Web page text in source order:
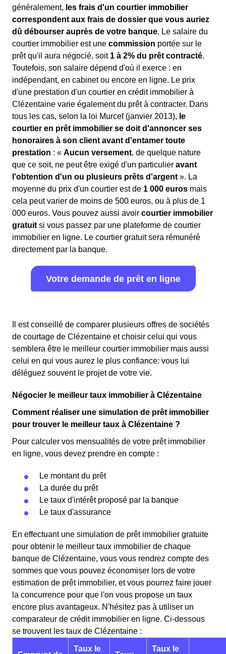
généralement, les frais d'un courtier immobilier
correspondent aux frais de dossier que vous auriez
dû débourser auprès de votre banque. Le salaire du
courtier immobilier est une commission portée sur le
prêt qu'il aura négocié, soit 1 à 2% du prêt contracté.
Toutefois, son salaire dépend d'où il exerce : en
indépendant, en cabinet ou encore en ligne. Le prix
d'une prestation d'un courtier en crédit immobilier à
Clézentaine varie également du prêt à contracter. Dans
tous les cas, selon la loi Murcef (janvier 2013), le
courtier en prêt immobilier se doit d'annoncer ses
honoraires à son client avant d'entamer toute
prestation : « Aucun versement, de quelque nature
que ce soit, ne peut être exigé d'un particulier avant
l'obtention d'un ou plusieurs prêts d'argent ». La
moyenne du prix d'un courtier est de 1 000 euros mais
cela peut varier de moins de 500 euros, ou à plus de 1
000 euros. Vous pouvez aussi avoir courtier immobilier
gratuit si vous passez par une plateforme de courtier
immobilier en ligne. Le courtier gratuit sera rémunéré
directement par la banque.
Votre demande de prêt en ligne
Il est conseillé de comparer plusieurs offres de sociétés
de courtage de Clézentaine et choisir celui qui vous
semblera être le meilleur courtier immobilier mais aussi
celui en qui vous aurez le plus confiance: vous lui
déléguez souvent le projet de votre vie.
Négocier le meilleur taux immobilier à Clézentaine
Comment réaliser une simulation de prêt immobilier
pour trouver le meilleur taux à Clézentaine ?
Pour calculer vos mensualités de votre prêt immobilier
en ligne, vous devez prendre en compte :
Le montant du prêt
La durée du prêt
Le taux d'intérêt proposé par la banque
Le taux d'assurance
En effectuant une simulation de prêt immobilier gratuite
pour obtenir le meilleur taux immobilier de chaque
banque de Clézentaine, vous vous rendrez compte des
sommes que vous pouvez économiser lors de votre
estimation de prêt immobilier, et vous pourrez faire jouer
la concurrence pour que l'on vous propose un taux
encore plus avantageux. N'hésitez pas à utiliser un
comparateur de crédit immobilier en ligne. Ci-dessous
se trouvent les taux de Clézentaine :
Taux le Taux le